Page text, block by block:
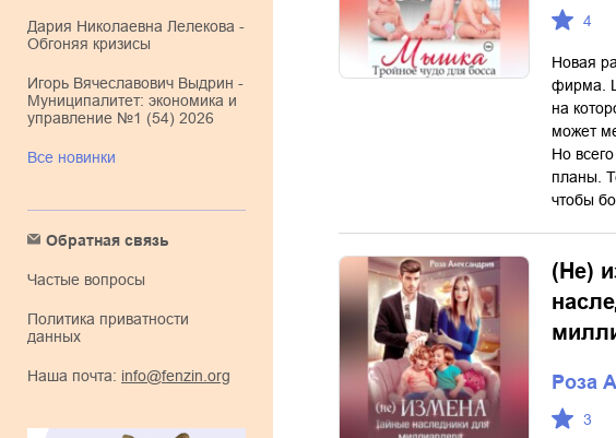
Дария Николаевна Лелекова -
Обгоняя кризисы
Игорь Вячеславович Выдрин -
Муниципалитет: экономика и
управление №1 (54) 2026
Все новинки
Обратная связь
Частые вопросы
Политика приватности
данных
Наша почта: info@fenzin.org
4
Новая
фирма.
на
может
Но
планы.
чтобы
(Не)
Роза
3